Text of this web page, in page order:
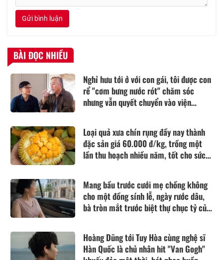
Gửi bình luận
BÀI ĐỌC NHIỀU
Nghỉ hưu tới ở với con gái, tôi được con
rể "cơm bưng nước rót" chăm sóc
nhưng vẫn quyết chuyển vào viện
Loại quả xưa chín rụng đầy nay thành
đặc sản giá 60.000 đ/kg, trồng một
lần thu hoạch nhiều năm, tốt cho sức
Mang bầu trước cưới mẹ chồng không
cho một đồng sính lễ, ngày rước dâu,
bà tròn mắt trước biệt thự chục tỷ của
Hoàng Dũng tới Tuy Hòa cùng nghệ sĩ
Hàn Quốc là chủ nhân hit "Van Gogh"